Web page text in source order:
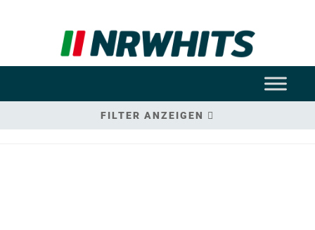
FILTER ANZEIGEN